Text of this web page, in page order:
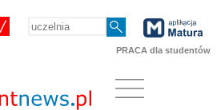
PRACA dla studentów